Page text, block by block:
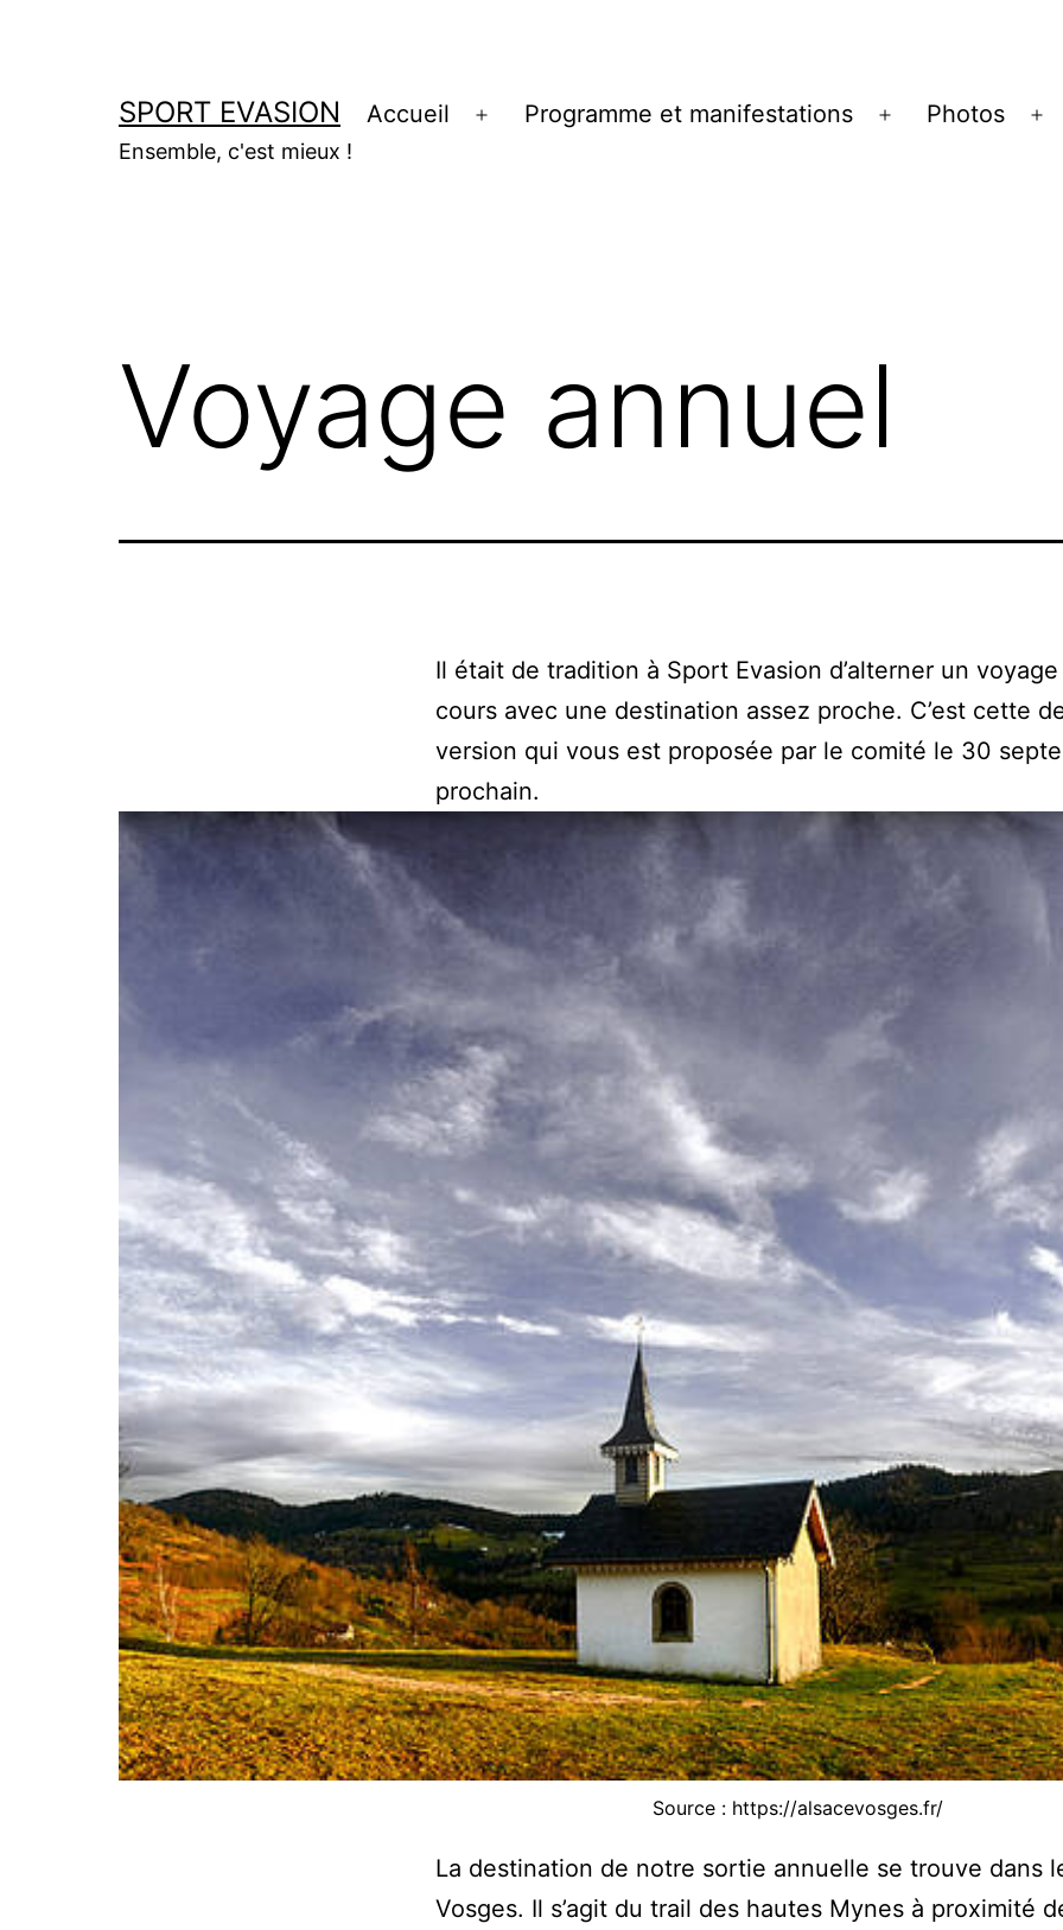
SPORT EVASION
Ensemble, c'est mieux !
Accueil
Ouvrir
Programme et manifestations
Ouvrir
Photos
Voyage annuel
Il était de tradition à Sport Evasion d’alterner un
cours avec une destination assez proche. C’est cette
version qui vous est proposée par le comité le 30
prochain.
Source : https://alsacevosges.fr/
La destination de notre sortie annuelle se trouve dans
Vosges. Il s’agit du trail des hautes Mynes à proximité